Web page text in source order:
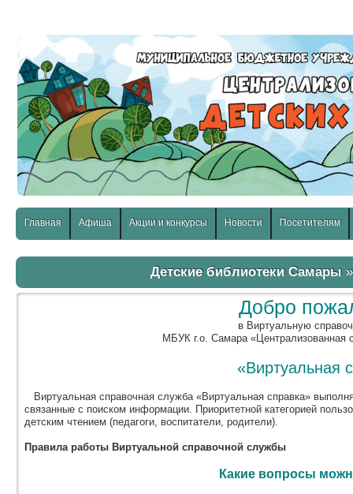
Главная Афиша Акции и конкурсы Новости Посетителям
Детские библиотеки Самары
Добро
в Виртуальную
МБУК г.о. Самара «Централизованная
«Виртуальная
Виртуальная справочная служба «Виртуальная справка»
связанные с поиском информации. Приоритетной категорией
детским чтением (педагоги, воспитатели, родители).
Правила работы Виртуальной справочной службы
Какие вопросы